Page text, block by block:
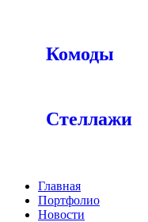
Комоды
Стеллажи
Главная
Портфолио
Новости